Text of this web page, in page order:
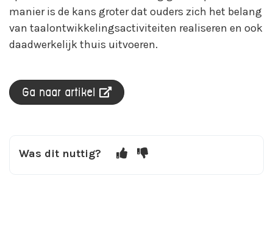
manier is de kans groter dat ouders zich het belang
van taalontwikkelingsactiviteiten realiseren en ook
daadwerkelijk thuis uitvoeren.
Ga naar artikel
Was dit nuttig?